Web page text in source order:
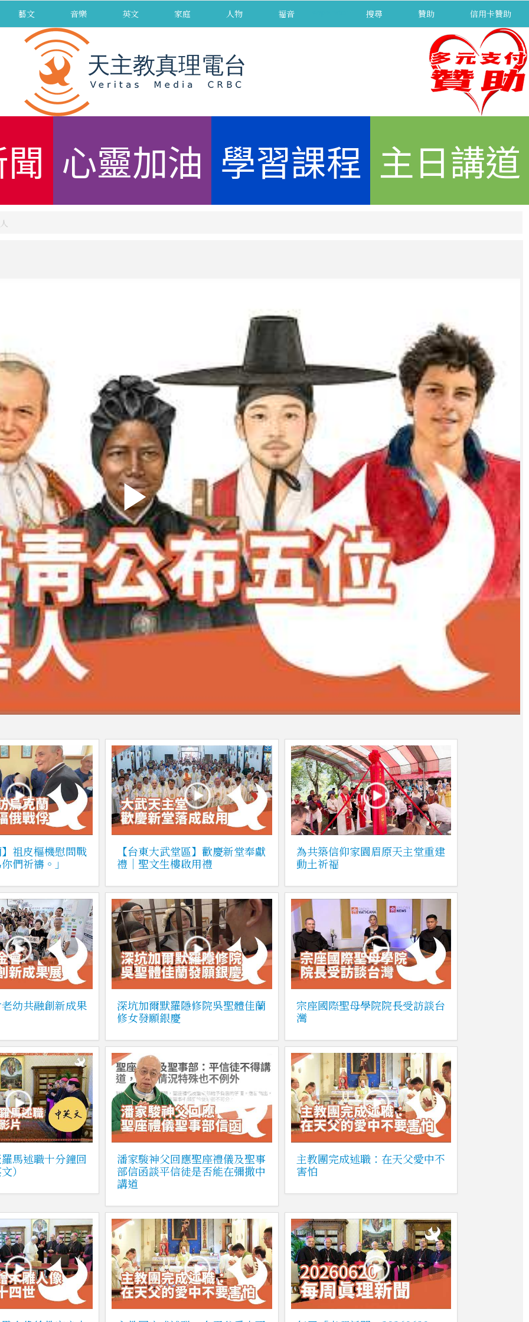
藝文 音樂 英文 家庭 人物 福音 搜尋 贊助 信用卡贊助
心靈加油 學習課程 主日講道
祖皮樞機慰問戰
們祈禱。」
【台東大武堂區】歡慶新堂奉獻
禮｜聖文生樓啟用禮
為共築信仰家園眉原天主堂重建
動土祈福
幼共融創新成果
深坑加爾默羅隱修院吳聖體佳蘭
修女發願銀慶
宗座國際聖母學院院長受訪談台
灣
馬述職十分鐘回
）
潘家駿神父回應聖座禮儀及聖事
部信函談平信徒是否能在彌撒中
講道
主教團完成述職：在天父愛中不
害怕